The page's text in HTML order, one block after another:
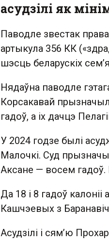
асудзілі як
Паводле звестак
артыкула 356 КК
шэсць беларускіх
Нядаўна паводле
Корсакавай
гадоў, а іх дачцэ
У 2024 годзе былі
Малочкі. Суд
Аксане — восем гадоў.
Да 18 і 8 гадоў калоніі
Кашчэевых з
Асудзілі і сям’ю